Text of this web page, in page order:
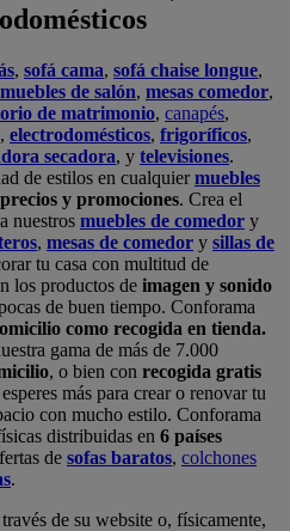
, sofá cama, sofá chaise longue,
muebles de salón, mesas comedor,
de matrimonio, canapés,
, electrodomésticos, frigoríficos,
secadora, y televisiones.
de estilos en cualquiermuebles
y promociones. Crea el
nuestros muebles de comedor y
, mesas de comedor y sillas de
tu casa con multitud de
los productos de imagen y sonido
de buen tiempo. Conforama
como recogida en tienda.
gama de más de 7.000
, o bien con recogida gratis
más para crear o renovar tu
con mucho estilo. Conforama
distribuidas en 6 países
de sofas baratos, colchones
.
de su website o, físicamente,